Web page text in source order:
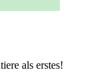
als erstes!